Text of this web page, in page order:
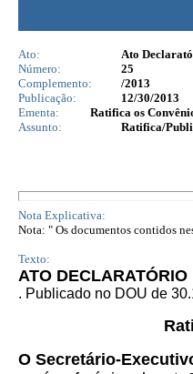
Ato:
Ato
Número:
25
Complemento:
/2013
Publicação:
12/30/2013
Ementa:
Ratifica os
Assunto:
Ratifica/
Nota Explicativa:
Nota: " Os documentos contidos
Texto:
ATO DECLARATÓRIO
. Publicado no DOU de
O Secretário-